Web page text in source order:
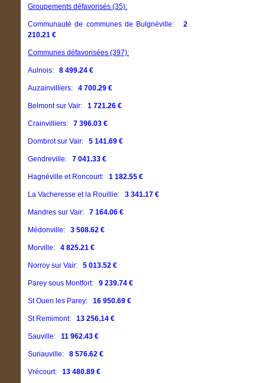
Groupements défavorisés (35):
Communauté de communes de Bulgnéville:
2
210.21 €
Communes défavorisées (397):
Aulnois: 8 499.24 €
Auzainvilliers: 4 700.29 €
Belmont sur Vair: 1 721.26 €
Crainvilliers: 7 396.03 €
Dombrot sur Vair: 5 141.69 €
Gendreville: 7 041.33 €
Hagnéville et Roncourt: 1 182.55 €
La Vacheresse et la Rouillie: 3 341.17 €
Mandres sur Vair: 7 164.06 €
Médonville: 3 508.62 €
Morville: 4 825.21 €
Norroy sur Vair: 5 013.52 €
Parey sous Montfort: 9 239.74 €
St Ouen les Parey: 16 950.69 €
St Remimont: 13 256.14 €
Sauville: 11 962.43 €
Suriauville: 8 576.62 €
Vrécourt: 13 480.89 €